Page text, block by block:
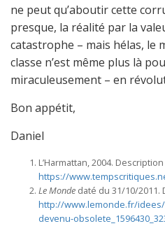
ne peut qu’aboutir cette
presque, la réalité par la
catastrophe – mais hélas, le
classe n’est même plus là
miraculeusement – en
Bon appétit,
Daniel
L’Harmattan, 2004. Description
https://
Le Monde daté du 31/10/
http://www.lemonde.fr/
devenu-